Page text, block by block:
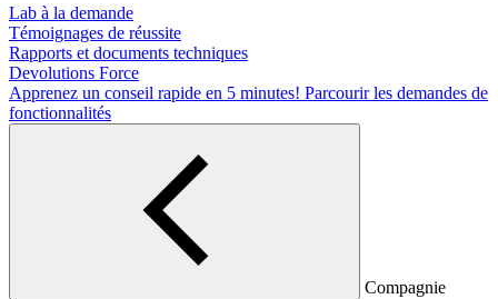
Lab à la demande
Témoignages de réussite
Rapports et documents techniques
Devolutions Force
Apprenez un conseil rapide en 5 minutes! Parcourir les demandes de
fonctionnalités
Compagnie